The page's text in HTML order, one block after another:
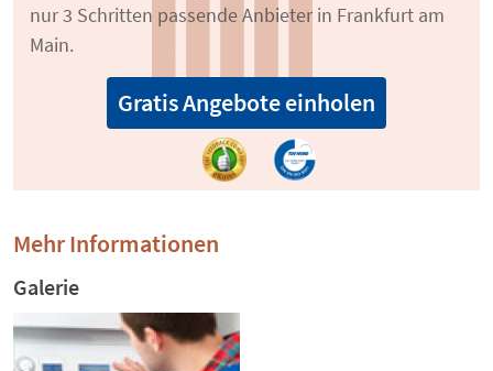
nur 3 Schritten passende Anbieter in Frankfurt am
Main.
Gratis Angebote einholen
Mehr Informationen
Galerie